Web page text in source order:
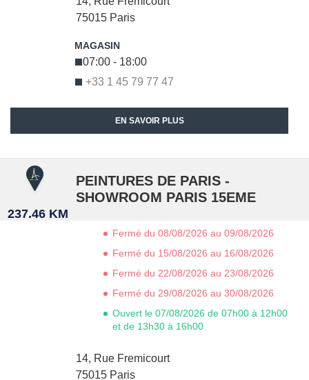
75015 Paris
+33 1 45 79 77 47
07:00 - 18:00
EN SAVOIR PLUS
237.46 KM
PEINTURES DE PARIS -
SHOWROOM PARIS 15EME
14, Rue Fremicourt
75015 Paris
Fermé du 08/08/2026 au 09/08/2026
Fermé du 15/08/2026 au 16/08/2026
Fermé du 22/08/2026 au 23/08/2026
Fermé du 29/08/2026 au 30/08/2026
Ouvert le 07/08/2026 de 07h00 à 12h00
et de 13h30 à 16h00